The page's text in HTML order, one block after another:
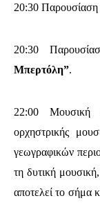
20:30 Παρουσίαση
20:30
Μπερτόλη”.
22:00
ορχηστρικής
γεωγραφικών
τη δυτική
αποτελεί το σήμα